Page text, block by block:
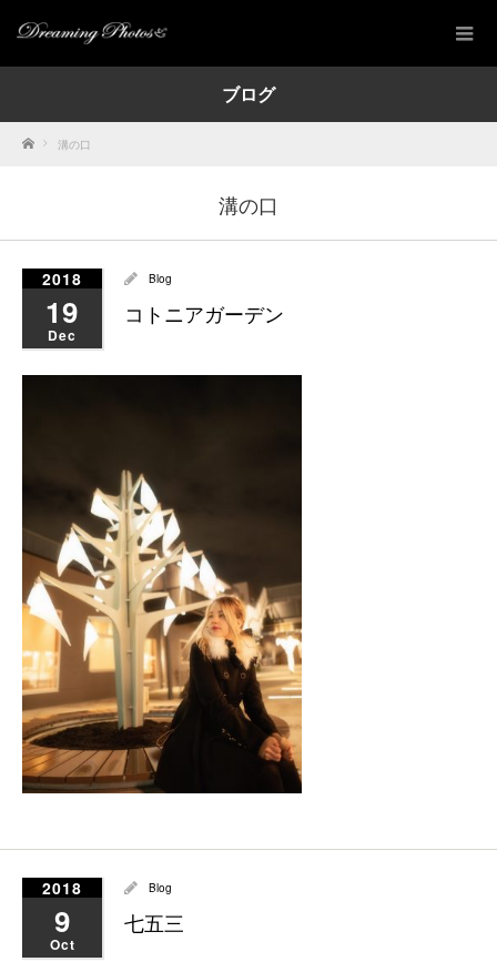
ブログ
Home 溝の口
溝の口
2018
19
Dec
Blog
コトニアガーデン
2018
9
Oct
Blog
七五三